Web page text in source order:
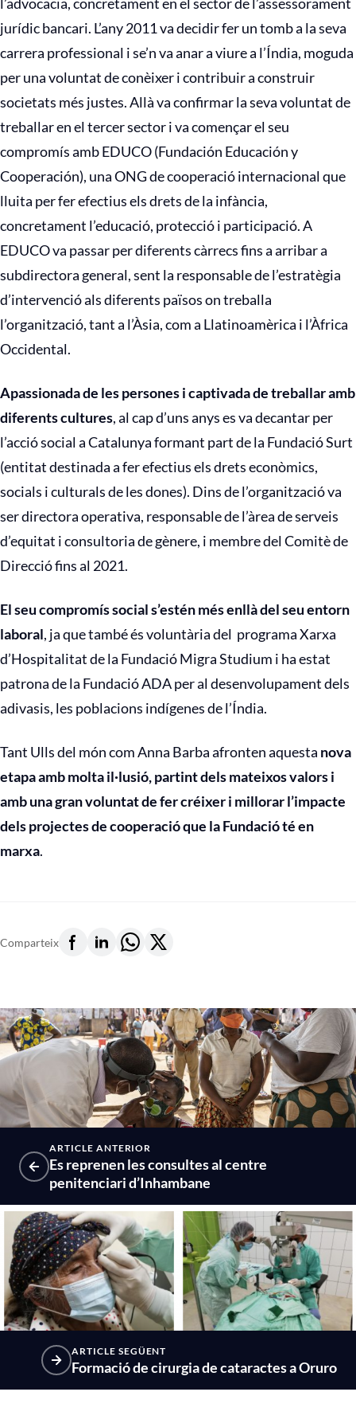
jurídic bancari. L’any 2011 va decidir fer un tomb a la seva
carrera professional i se’n va anar a viure a l’Índia, moguda
per una voluntat de conèixer i contribuir a construir
societats més justes. Allà va confirmar la seva voluntat de
treballar en el tercer sector i va començar el seu
compromís amb EDUCO (Fundación Educación y
Cooperación), una ONG de cooperació internacional que
lluita per fer efectius els drets de la infància,
concretament l’educació, protecció i participació. A
EDUCO va passar per diferents càrrecs fins a arribar a
subdirectora general, sent la responsable de l’estratègia
d’intervenció als diferents països on treballa
l’organització, tant a l’Àsia, com a Llatinoamèrica i l’Àfrica
Occidental.
Apassionada de les persones i captivada de treballar amb
diferents cultures, al cap d’uns anys es va decantar per
l’acció social a Catalunya formant part de la Fundació Surt
(entitat destinada a fer efectius els drets econòmics,
socials i culturals de les dones). Dins de l’organització va
ser directora operativa, responsable de l’àrea de serveis
d’equitat i consultoria de gènere, i membre del Comitè de
Direcció fins al 2021.
El seu compromís social s’estén més enllà del seu entorn
laboral, ja que també és voluntària del programa Xarxa
d’Hospitalitat de la Fundació Migra Studium i ha estat
patrona de la Fundació ADA per al desenvolupament dels
adivasis, les poblacions indígenes de l’Índia.
Tant Ulls del món com Anna Barba afronten aquesta nova
etapa amb molta il·lusió, partint dels mateixos valors i
amb una gran voluntat de fer créixer i millorar l’impacte
dels projectes de cooperació que la Fundació té en
marxa.
Comparteix
ARTICLE ANTERIOR
Es reprenen les consultes al centre
penitenciari d’Inhambane
ARTICLE SEGÜENT
Formació de cirurgia de cataractes a Oruro